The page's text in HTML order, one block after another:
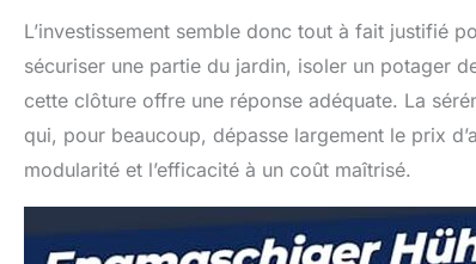
L’investissement semble donc tout à fait justifié
sécuriser une partie du jardin, isoler un potager
cette clôture offre une réponse adéquate. La
qui, pour beaucoup, dépasse largement le prix
modularité et l’efficacité à un coût maîtrisé.